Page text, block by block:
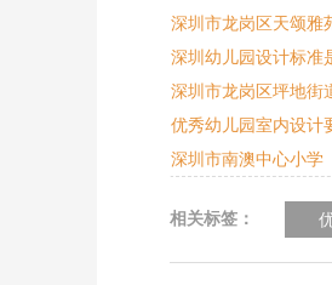
深圳市龙岗区天颂雅
深圳幼儿园设计标准
深圳市龙岗区坪地街
优秀幼儿园室内设计
深圳市南澳中心小学
相关标签：